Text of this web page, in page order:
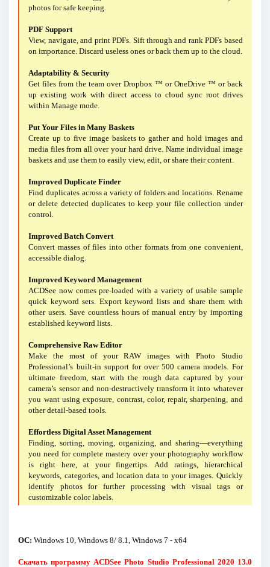
photos for safe keeping.
PDF Support
View, navigate, and print PDFs. Sift through and rank PDFs based
on importance. Discard useless ones or back them up to the cloud.
Adaptability & Security
Get files from the team over Dropbox ™ or OneDrive ™ or back
up existing work with direct access to cloud sync root drives
within Manage mode.
Put Your Files in Many Baskets
Create up to five image baskets to gather and hold images and
media files from all over your hard drive. Name individual image
baskets and use them to easily view, edit, or share their content.
Improved Duplicate Finder
Find duplicates across a variety of folders and locations. Rename
or delete detected duplicates to keep your file collection under
control.
Improved Batch Convert
Convert masses of files into other formats from one convenient,
accessible dialog.
Improved Keyword Management
ACDSee now comes pre-loaded with a variety of usable sample
quick keyword sets. Export keyword lists and share them with
other users. Save countless hours of manual entry by importing
established keyword lists.
Comprehensive Raw Editor
Make the most of your RAW images with Photo Studio
Professional’s built-in support for over 500 camera models. For
ultimate freedom, start with the rough data captured by your
camera’s sensor and non-destructively transform it into whatever
you want using exposure, contrast, color, repair, sharpening, and
other detail-based tools.
Effortless Digital Asset Management
Finding, sorting, moving, organizing, and sharing—everything
you need for complete mastery over your photography workflow
is right here, at your fingertips. Add ratings, hierarchical
keywords, categories, and location data to your images. Quickly
identify photos for further processing with visual tags or
customizable color labels.
ОС: Windows 10, Windows 8/ 8.1, Windows 7 - x64
Скачать программу ACDSee Photo Studio Professional 2020 13.0